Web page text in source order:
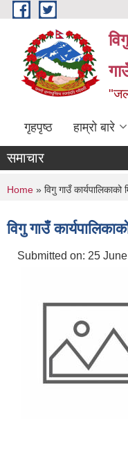
Skip to main content
गृहपृष्ठ हाम्रो बारे
समाचार
You are here
Home » विगु गाउँ
विगु गाउँ
Submitted on: 25